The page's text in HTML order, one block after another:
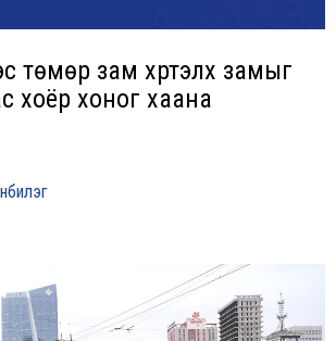
төмөр зам хүртэлх замыг
хоёр хоног хаана